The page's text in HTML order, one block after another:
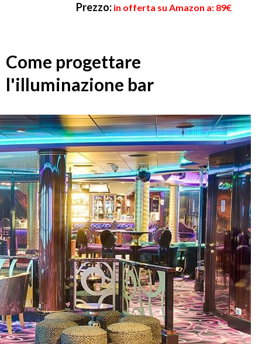
Prezzo: in offerta su Amazon a: 89€
Come progettare
l'illuminazione bar